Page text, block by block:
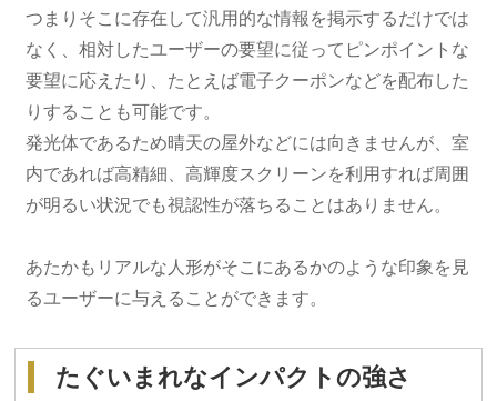
つまりそこに存在して汎用的な情報を掲示するだけでは
なく、相対したユーザーの要望に従ってピンポイントな
要望に応えたり、たとえば電子クーポンなどを配布した
りすることも可能です。
発光体であるため晴天の屋外などには向きませんが、室
内であれば高精細、高輝度スクリーンを利用すれば周囲
が明るい状況でも視認性が落ちることはありません。
あたかもリアルな人形がそこにあるかのような印象を見
るユーザーに与えることができます。
たぐいまれなインパクトの強さ